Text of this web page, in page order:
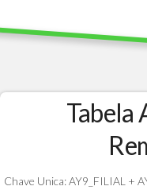
Tabela
Chave Unica: AY9_FILIAL +